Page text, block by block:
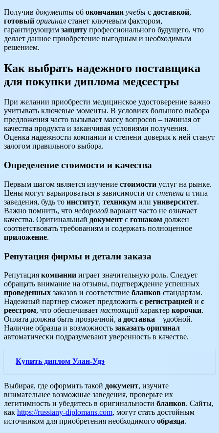
Получив документы об окончании учебы с доставкой,
готовый оригинал станет ключевым фактором,
гарантирующим защиту профессионального будущего, что
делает данное приобретение выгодным и необходимым
решением.
Как выбрать надежного поставщика
для покупки диплома медсестры
При желании приобрести медицинское удостоверение важно
учитывать ключевые моменты. В условиях большого выбора
предложения часто вызывает массу вопросов – начиная от
качества продукта и заканчивая условиями получения.
Оценка надежности компании и степени доверия к ней станут
залогом правильного выбора.
Определение стоимости и качества
Первым шагом является изучение стоимости услуг на рынке.
Цены могут варьироваться в зависимости от степени и типа
заведения, будь то институт, техникум или университет.
Важно помнить, что недорогой вариант часто не означает
качества. Оригинальный документ с гознаком должен
соответствовать требованиям и содержать полноценное
приложение.
Репутация фирмы и детали заказа
Репутация компании играет значительную роль. Следует
обращать внимание на отзывы, подтверждение успешных
проведенных заказов и соответствие бланков стандартам.
Надежный партнер сможет предложить с регистрацией и с
реестром, что обеспечивает настоящий характер корочки.
Оплата должна быть прозрачной, а доставка – удобной.
Наличие образца и возможность заказать оригинал
автоматически подразумевают уверенность в качестве.
Купить диплом Улан-Удэ
Выбирая, где оформить такой документ, изучите
внимательнее возможные заведения, проверьте их
легитимность и убедитесь в оригинальности бланков. Сайты,
как https://russiany-diplomans.com, могут стать достойным
источником для приобретения необходимого образца.